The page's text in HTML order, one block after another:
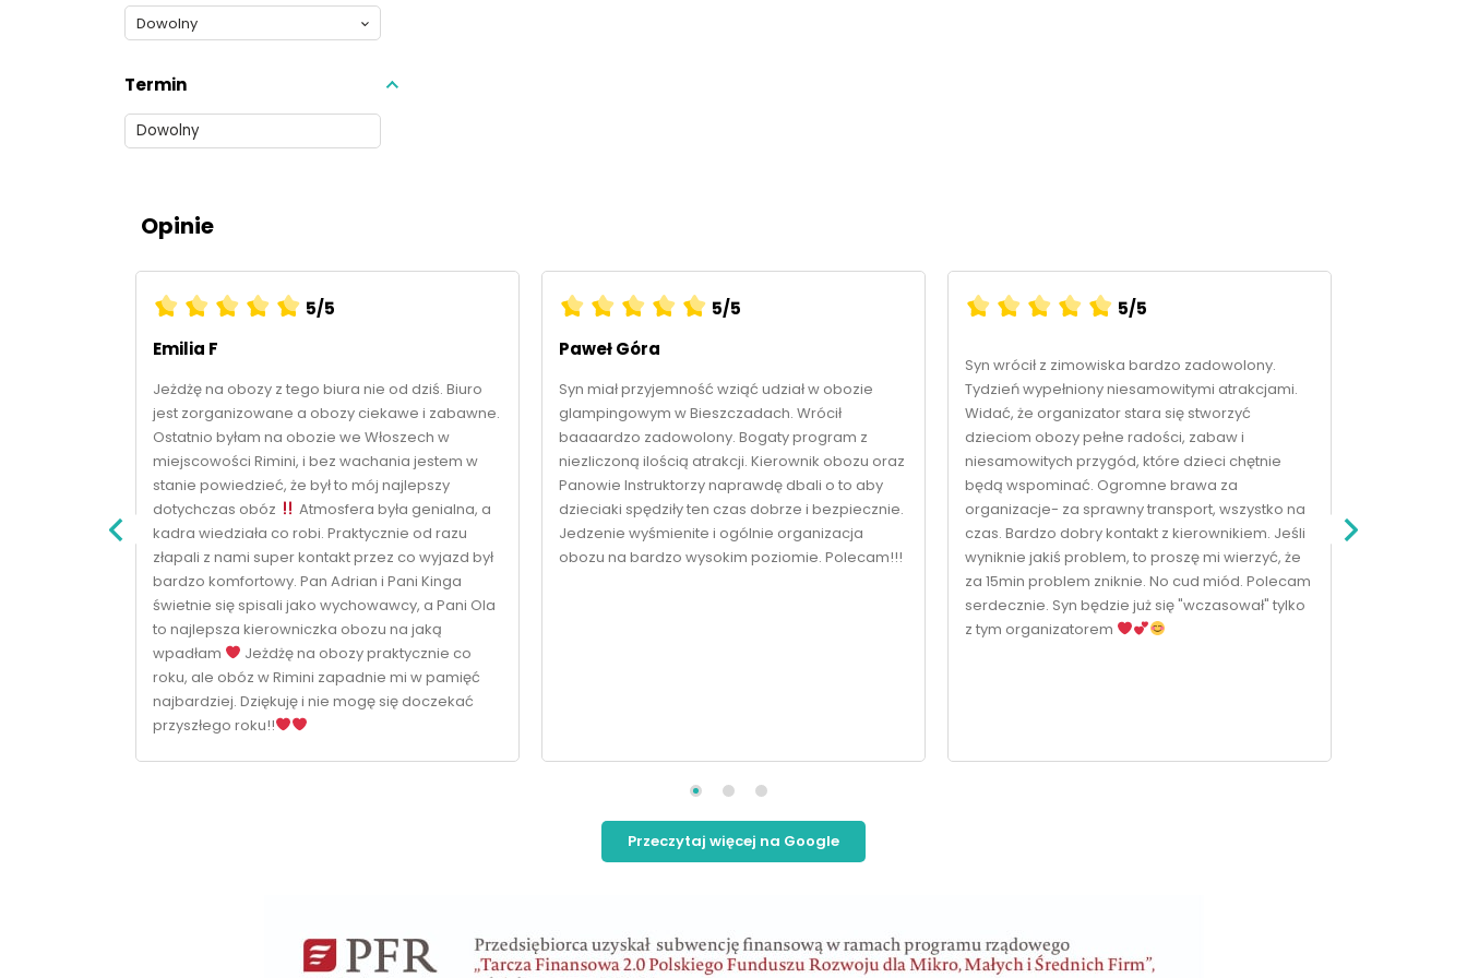
Termin
Opinie
5/5
Emilia F
Jeżdżę na obozy z tego biura nie od dziś. Biuro
jest zorganizowane a obozy ciekawe i zabawne.
Ostatnio byłam na obozie we Włoszech w
miejscowości Rimini, i bez wachania jestem w
stanie powiedzieć, że był to mój najlepszy
dotychczas obóz
Atmosfera była genialna, a
kadra wiedziała co robi. Praktycznie od razu
złapali z nami super kontakt przez co wyjazd był
bardzo komfortowy. Pan Adrian i Pani Kinga
świetnie się spisali jako wychowawcy, a Pani Ola
to najlepsza kierowniczka obozu na jaką
wpadłam
Jeżdżę na obozy praktycznie co
roku, ale obóz w Rimini zapadnie mi w pamięć
najbardziej. Dziękuję i nie mogę się doczekać
przyszłego roku!!
5/5
Paweł Góra
Syn miał przyjemność wziąć udział w obozie
glampingowym w Bieszczadach. Wrócił
baaaardzo zadowolony. Bogaty program z
niezliczoną ilością atrakcji. Kierownik obozu oraz
Panowie Instruktorzy naprawdę dbali o to aby
dzieciaki spędziły ten czas dobrze i bezpiecznie.
Jedzenie wyśmienite i ogólnie organizacja
obozu na bardzo wysokim poziomie. Polecam!!!
5/5
Syn wrócił z zimowiska bardzo zadowolony.
Tydzień wypełniony niesamowitymi atrakcjami.
Widać, że organizator stara się stworzyć
dzieciom obozy pełne radości, zabaw i
niesamowitych przygód, które dzieci chętnie
będą wspominać. Ogromne brawa za
organizacje- za sprawny transport, wszystko na
czas. Bardzo dobry kontakt z kierownikiem. Jeśli
wyniknie jakiś problem, to proszę mi wierzyć, że
za 15min problem zniknie. No cud miód. Polecam
serdecznie. Syn będzie już się "wczasował" tylko
z tym organizatorem
Przeczytaj więcej na Google